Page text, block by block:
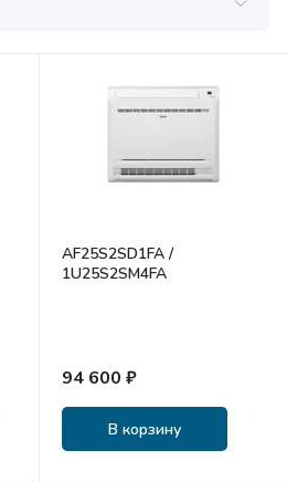
AF25S2SD1FA /
1U25S2SM4FA
94 600 ₽
В корзину